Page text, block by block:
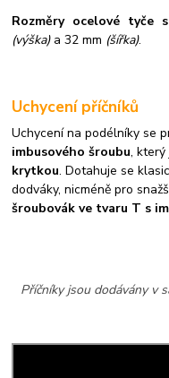
Rozměry ocelové tyče
(výška)a 32 mm (šířka).
Uchycení příčníků
Uchycení na podélníky se
imbusového šroubu, který
krytkou. Dotahuje se
dodváky, nicméně pro
šroubovák ve tvaru T s
Příčníky jsou dodávány v